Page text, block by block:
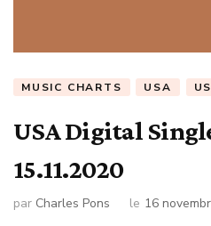
MUSIC CHARTS USA
USA Digital
15.11.2020
par Charles Pons le 16